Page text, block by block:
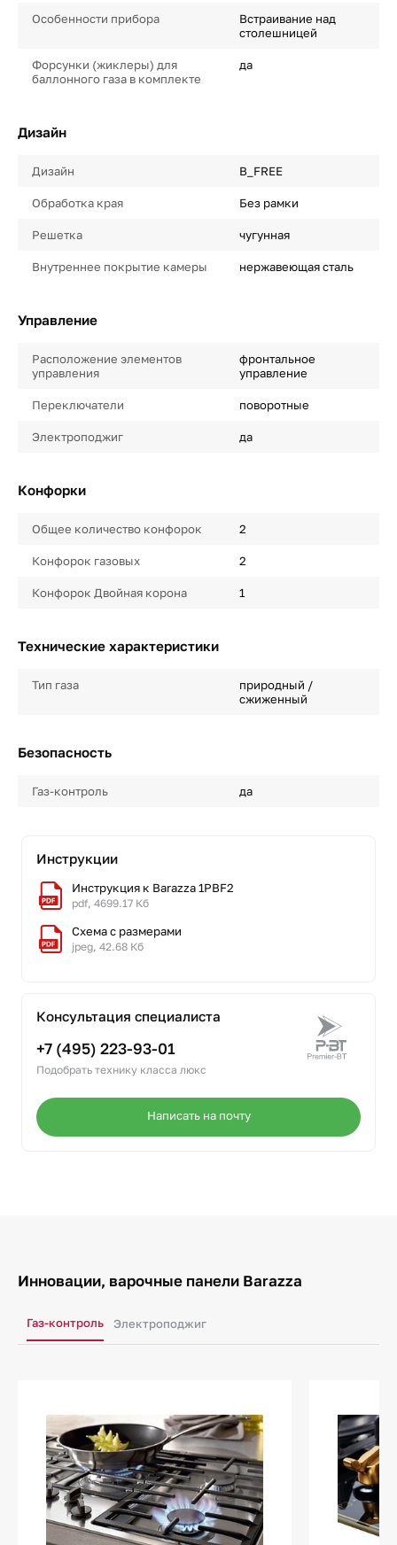
Особенности прибора
Встраивание над
столешницей
Форсунки (жиклеры) для
баллонного газа в комплекте
да
Дизайн
Дизайн B_FREE
Обработка края Без рамки
Решетка чугунная
Внутреннее покрытие камеры нержавеющая сталь
Управление
Расположение элементов
управления
фронтальное
управление
Переключатели поворотные
Электроподжиг да
Конфорки
Общее количество конфорок 2
Конфорок газовых 2
Конфорок Двойная корона 1
Технические характеристики
Тип газа
природный /
сжиженный
Безопасность
Газ-контроль да
Инструкции
Инструкция к Barazza 1PBF2
pdf, 4699.17 Кб
Схема с размерами
jpeg, 42.68 Кб
Консультация специалиста
+7 (495) 223-93-01
Подобрать технику класса люкс
Написать на почту
Инновации, варочные панели Barazza
Газ-контроль Электроподжиг